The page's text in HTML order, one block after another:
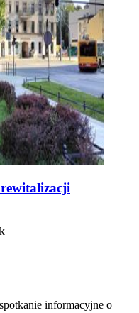
informacyjne o